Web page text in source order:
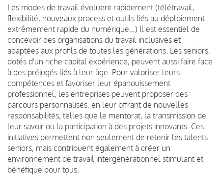
Les modes de travail évoluent rapidement (télétravail,
flexibilité, nouveaux process et outils liés au déploiement
extrêmement rapide du numérique…) Il est essentiel de
concevoir des organisations du travail inclusives et
adaptées aux profils de toutes les générations. Les seniors,
dotés d'un riche capital expérience, peuvent aussi faire face
à des préjugés liés à leur âge. Pour valoriser leurs
compétences et favoriser leur épanouissement
professionnel, les entreprises peuvent proposer des
parcours personnalisés, en leur offrant de nouvelles
responsabilités, telles que le mentorat, la transmission de
leur savoir ou la participation à des projets innovants. Ces
initiatives permettent non seulement de retenir les talents
seniors, mais contribuent également à créer un
environnement de travail intergénérationnel stimulant et
bénéfique pour tous.